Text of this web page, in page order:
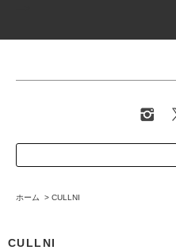
ホーム > CULLNI
CULLNI